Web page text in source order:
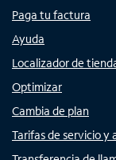
Paga tu factura
Ayuda
Localizador de
Optimizar
Cambia de plan
Tarifas de servicio y